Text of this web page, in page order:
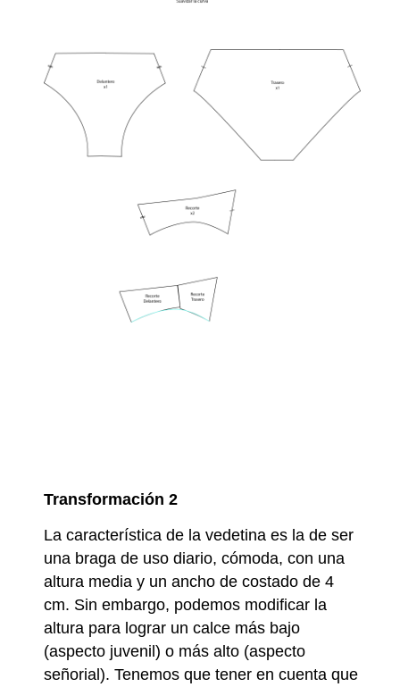
Transformación 2
La característica de la vedetina es la de ser
una braga de uso diario, cómoda, con una
altura media y un ancho de costado de 4
cm. Sin embargo, podemos modificar la
altura para lograr un calce más bajo
(aspecto juvenil) o más alto (aspecto
señorial). Tenemos que tener en cuenta que